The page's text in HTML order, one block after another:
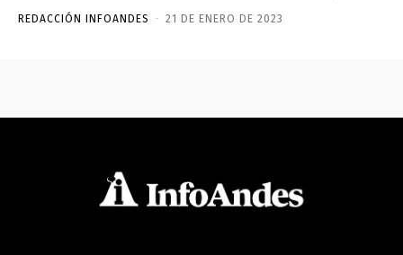
REDACCIÓN INFOANDES - 21 DE ENERO DE 2023